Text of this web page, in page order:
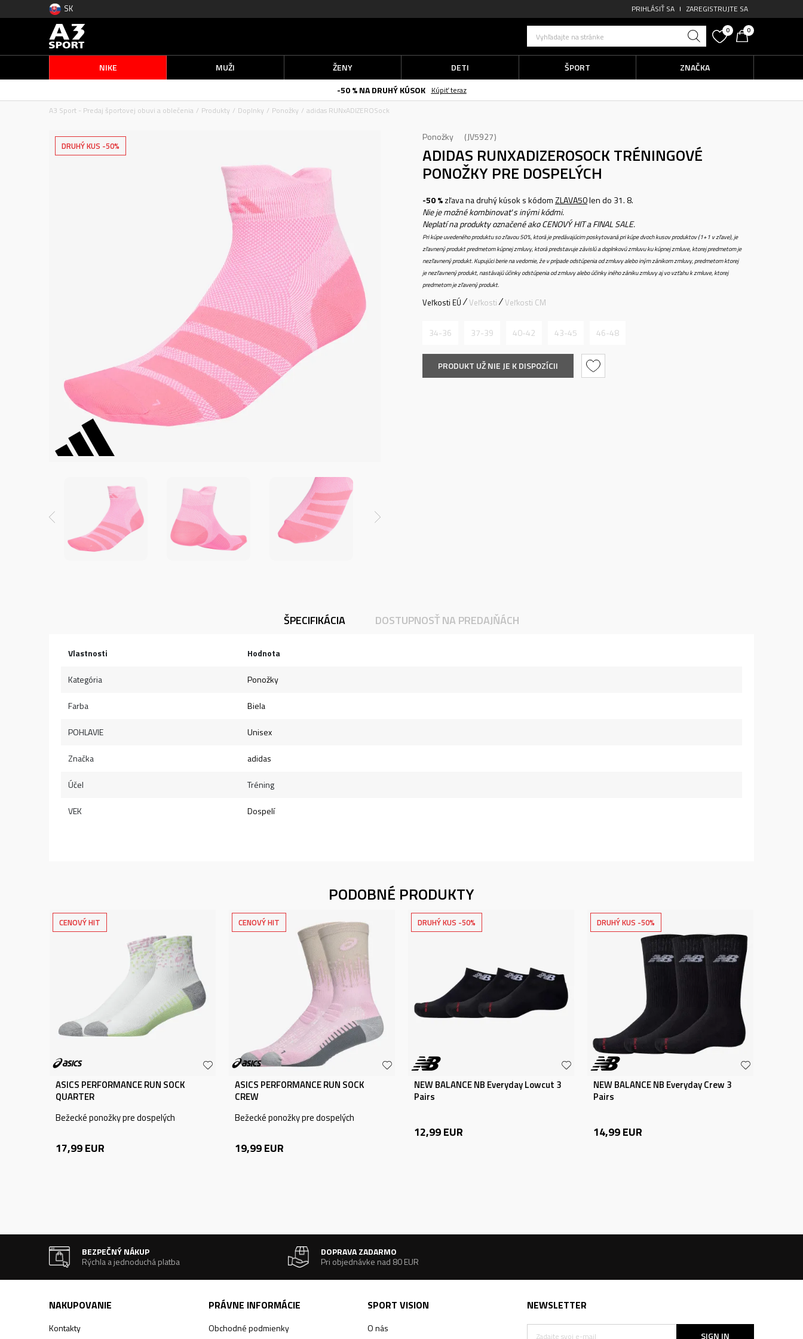
SK PRIHLÁSIŤ SA ZAREGISTRUJTE SA
Vyhľadajte na stránke
0 0
NIKE MUŽI ŽENY DETI ŠPORT
ZNAČKA
-50 % NA DRUHÝ KÚSOK
Kúpiť teraz
A3 Sport - Predaj športovej obuvi a oblečenia
Produkty Doplnky Ponožky adidas RUNxADIZEROSock
DRUHÝ KUS -50%
Ponožky JV5927
ADIDAS RUNXADIZEROSOCKTRÉNINGOVÉ
PONOŽKY PRE DOSPELÝCH
-50 %zľava na druhý kúsok s kódomZLAVA50len do 31. 8.
Nie je možné kombinovať s inými kódmi.
Neplatí na produkty označené ako CENOVÝ HIT a FINAL SALE.
Pri kúpe uvedeného produktu so zľavou 50%, ktorá je predávajúcim poskytovaná pri kúpe dvoch kusov produktov (1+1 v zľave), je
zľavnený produkt predmetom kúpnej zmluvy, ktorá predstavuje závislú a doplnkovú zmluvu ku kúpnej zmluve, ktorej predmetom je
nezľavnený produkt. Kupujúci berie na vedomie, že v prípade odstúpenia od zmluvy alebo iným zánikom zmluvy, predmetom ktorej
je nezľavnený produkt, nastávajú účinky odstúpenia od zmluvy alebo účinky iného zániku zmluvy aj vo vzťahu k zmluve, ktorej
predmetom je zľavený produkt.
Veľkosti EÚ Veľkosti Veľkosti CM
34-36 37-39 40-42 43-45 46-48
PRODUKT UŽ NIE JE K DISPOZÍCII
ŠPECIFIKÁCIA DOSTUPNOSŤ NA PREDAJŇÁCH
Vlastnosti Hodnota
Kategória Ponožky
Farba Biela
POHLAVIE Unisex
Značka adidas
Účel Tréning
VEK Dospelí
PODOBNÉ PRODUKTY
CENOVÝ HIT
ASICS PERFORMANCE RUN SOCK
QUARTER
Bežecké ponožky pre dospelých
17,99EUR
CENOVÝ HIT
ASICS PERFORMANCE RUN SOCK
CREW
Bežecké ponožky pre dospelých
19,99EUR
DRUHÝ KUS -50%
NEW BALANCE NB Everyday Lowcut 3
Pairs
12,99EUR
DRUHÝ KUS -50%
NEW BALANCE NB Everyday Crew 3
Pairs
14,99EUR
BEZPEČNÝ NÁKUP
Rýchla a jednoduchá platba
DOPRAVA ZADARMO
Pri objednávke nad 80 EUR
NAKUPOVANIE
Kontakty
PRÁVNE INFORMÁCIE
Obchodné podmienky
SPORT VISION
O nás
NEWSLETTER
SIGN IN